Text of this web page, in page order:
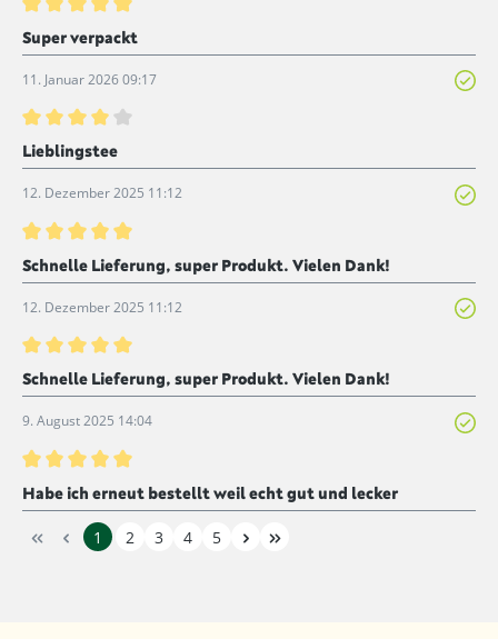
Bewertung mit 5 von 5 Sternen
Super verpackt
11. Januar 2026 09:17
Bewertung mit 4 von 5 Sternen
Lieblingstee
12. Dezember 2025 11:12
Bewertung mit 5 von 5 Sternen
Schnelle Lieferung, super Produkt. Vielen Dank!
12. Dezember 2025 11:12
Bewertung mit 5 von 5 Sternen
Schnelle Lieferung, super Produkt. Vielen Dank!
9. August 2025 14:04
Bewertung mit 5 von 5 Sternen
Habe ich erneut bestellt weil echt gut und lecker
1 2 3 4 5